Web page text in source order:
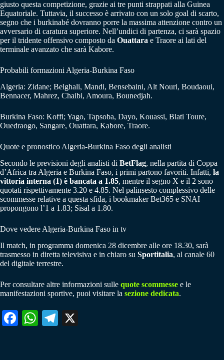
giusto questa competizione, grazie ai tre punti strappati alla Guinea
Equatoriale. Tuttavia, il successo è arrivato con un solo goal di scarto,
segno che i burkinabé dovranno porre la massima attenzione contro un
avversario di caratura superiore. Nell’undici di partenza, ci sarà spazio
per il tridente offensivo composto da Ouattara e Traore ai lati del
terminale avanzato che sarà Kabore.
Probabili formazioni Algeria-Burkina Faso
Algeria: Zidane; Belghali, Mandi, Bensebaini, Alt Nouri, Boudaoui,
Bennacer, Mahrez, Chaibi, Amoura, Bounedjah.
Burkina Faso: Koffi; Yago, Tapsoba, Dayo, Kouassi, Blati Toure,
Ouedraogo, Sangare, Ouattara, Kabore, Traore.
Quote e pronostico Algeria-Burkina Faso degli analisti
Secondo le previsioni degli analisti di BetFlag, nella partita di Coppa
d’Africa tra Algeria e Burkina Faso, i primi partono favoriti. Infatti, la
vittoria interna (1) è bancata a 1.85, mentre il segno X e il 2 sono
quotati rispettivamente 3.20 e 4.85. Nel palinsesto complessivo delle
scommesse relative a questa sfida, i bookmaker Bet365 e SNAI
propongono l’1 a 1.83; Sisal a 1.80.
Dove vedere Algeria-Burkina Faso in tv
Il match, in programma domenica 28 dicembre alle ore 18.30, sarà
trasmesso in diretta televisiva e in chiaro su Sportitalia, al canale 60
del digitale terrestre.
Per consultare altre informazioni sulle quote scommesse e le
manifestazioni sportive, puoi visitare la sezione dedicata.
Fa W
Te